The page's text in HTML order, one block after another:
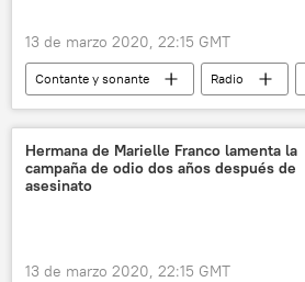
13 de marzo 2020, 22:15 GMT
Contante y sonante Radio
OPEP
fracking
Hermana de Marielle Franco lamenta la
campaña de odio dos años después de
asesinato
13 de marzo 2020, 22:15 GMT